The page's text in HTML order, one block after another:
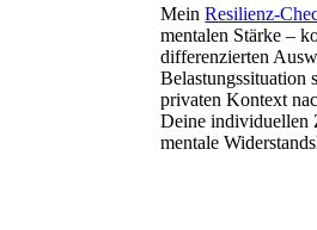
MeinResilienz-
mentalen Stärke –
differenzierten
Belastungssituation
privaten Kontext
Deine individuellen
mentale